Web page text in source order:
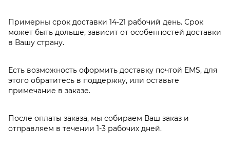
Примерны срок доставки 14-21 рабочий день. Срок
может быть дольше, зависит от особенностей доставки
в Вашу страну.
Есть возможность оформить доставку почтой EMS, для
этого обратитесь в поддержку, или оставьте
примечание в заказе.
После оплаты заказа, мы собираем Ваш заказ и
отправляем в течении 1-3 рабочих дней.